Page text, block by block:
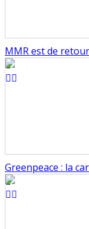
MMR est de retour
Greenpeace : la